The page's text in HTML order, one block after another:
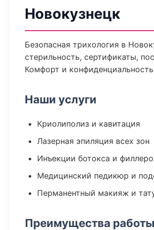
Новокузнецк
Безопасная трихология в
стерильность, сертификаты,
Комфорт и
Наши услуги
Криолиполиз и кавитация
Лазерная эпиляция всех зон
Инъекции ботокса и
Медицинский педикюр и
Перманентный макияж и
Преимущества